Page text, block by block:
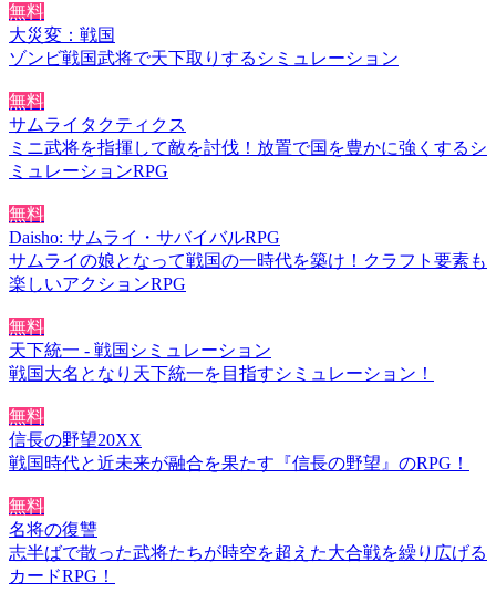
無料
大災変：戦国
ゾンビ戦国武将で天下取りするシミュレーション
無料
サムライタクティクス
ミニ武将を指揮して敵を討伐！放置で国を豊かに強くするシ
ミュレーションRPG
無料
Daisho: サムライ・サバイバルRPG
サムライの娘となって戦国の一時代を築け！クラフト要素も
楽しいアクションRPG
無料
天下統一 - 戦国シミュレーション
戦国大名となり天下統一を目指すシミュレーション！
無料
信長の野望20XX
戦国時代と近未来が融合を果たす『信長の野望』のRPG！
無料
名将の復讐
志半ばで散った武将たちが時空を超えた大合戦を繰り広げる
カードRPG！